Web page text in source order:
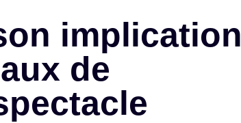
implication
de